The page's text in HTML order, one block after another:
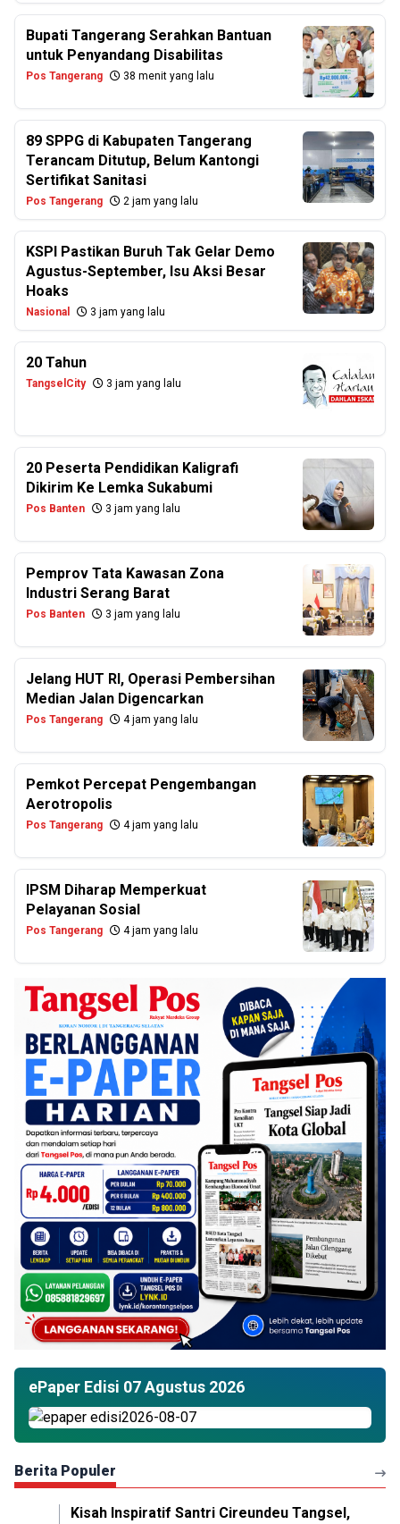
Bupati Tangerang Serahkan Bantuan
untuk Penyandang Disabilitas
Pos Tangerang 38 menit yang lalu
89 SPPG di Kabupaten Tangerang
Terancam Ditutup, Belum Kantongi
Sertifikat Sanitasi
Pos Tangerang 2 jam yang lalu
KSPI Pastikan Buruh Tak Gelar Demo
Agustus-September, Isu Aksi Besar
Hoaks
Nasional 3 jam yang lalu
20 Tahun
TangselCity 3 jam yang lalu
20 Peserta Pendidikan Kaligrafi
Dikirim Ke Lemka Sukabumi
Pos Banten 3 jam yang lalu
Pemprov Tata Kawasan Zona
Industri Serang Barat
Pos Banten 3 jam yang lalu
Jelang HUT RI, Operasi Pembersihan
Median Jalan Digencarkan
Pos Tangerang 4 jam yang lalu
Pemkot Percepat Pengembangan
Aerotropolis
Pos Tangerang 4 jam yang lalu
IPSM Diharap Memperkuat
Pelayanan Sosial
Pos Tangerang 4 jam yang lalu
ePaper Edisi 07 Agustus 2026
Berita Populer
Kisah Inspiratif Santri Cireundeu Tangsel,